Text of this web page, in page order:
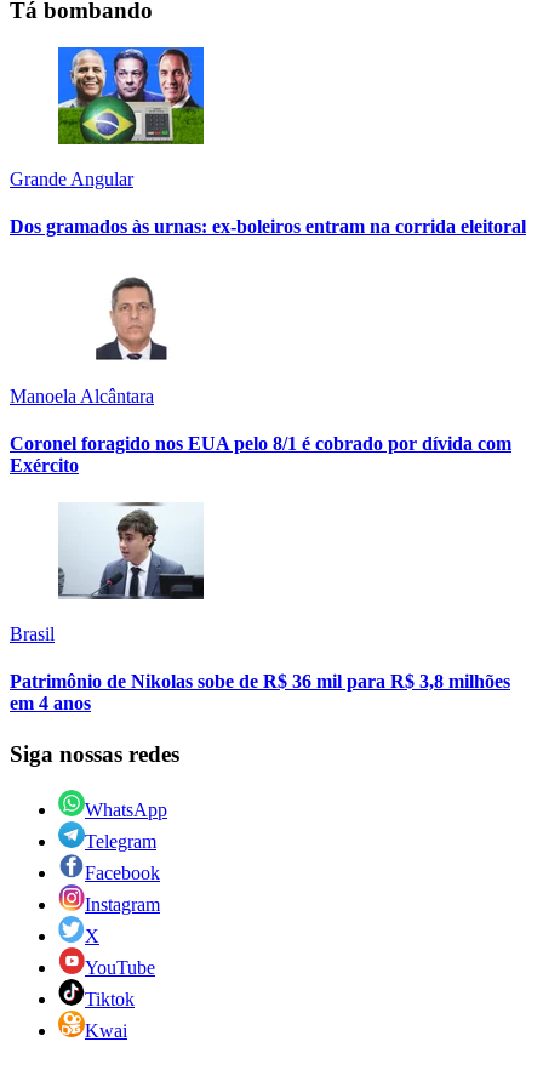
Tá bombando
Grande Angular
Dos gramados às urnas: ex-boleiros entram na corrida eleitoral
Manoela Alcântara
Coronel foragido nos EUA pelo 8/1 é cobrado por dívida com
Exército
Brasil
Patrimônio de Nikolas sobe de R$ 36 mil para R$ 3,8 milhões
em 4 anos
Siga nossas redes
WhatsApp
Telegram
Facebook
Instagram
X
YouTube
Tiktok
Kwai